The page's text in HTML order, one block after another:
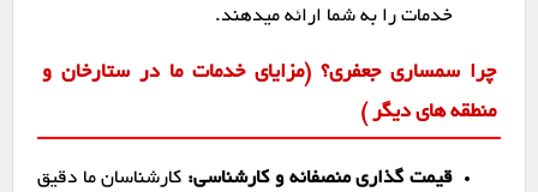
خدمات را به شما ارائه میدهند.
چرا سمساری جعفری؟ (مزایای خدمات ما در ستارخان و
منطقه های دیگر )
قیمت گذاری منصفانه و کارشناسی: کارشناسان ما دقیق